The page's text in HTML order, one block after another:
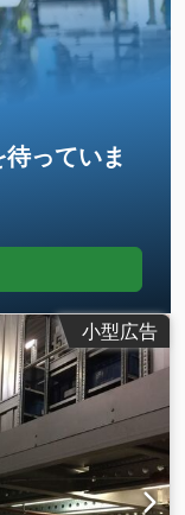
っていま
小型広告